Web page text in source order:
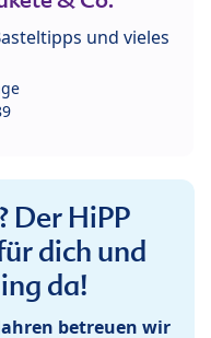
und vieles
Der HiPP
dich und
da!
betreuen wir